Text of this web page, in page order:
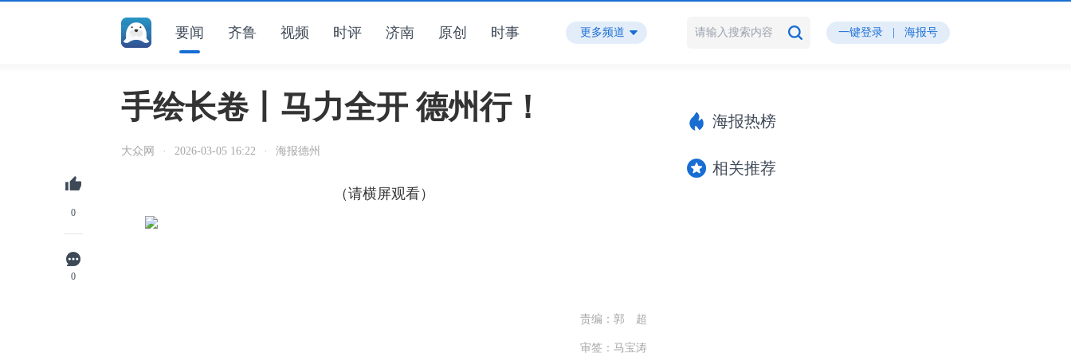
要闻 齐鲁 视频 时评 济南 原创 时事 更多频道 一键登录 海报号
0
0
手绘长卷丨马力全开 德州行！
大众网 · 2026-03-05 16:22 · 海报德州
（请横屏观看）
责编：郭 超
审签：马宝涛
海报热榜
相关推荐